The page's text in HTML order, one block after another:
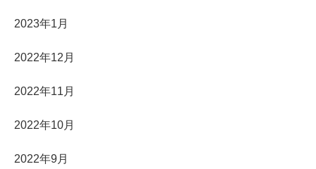
2023年1月
2022年12月
2022年11月
2022年10月
2022年9月